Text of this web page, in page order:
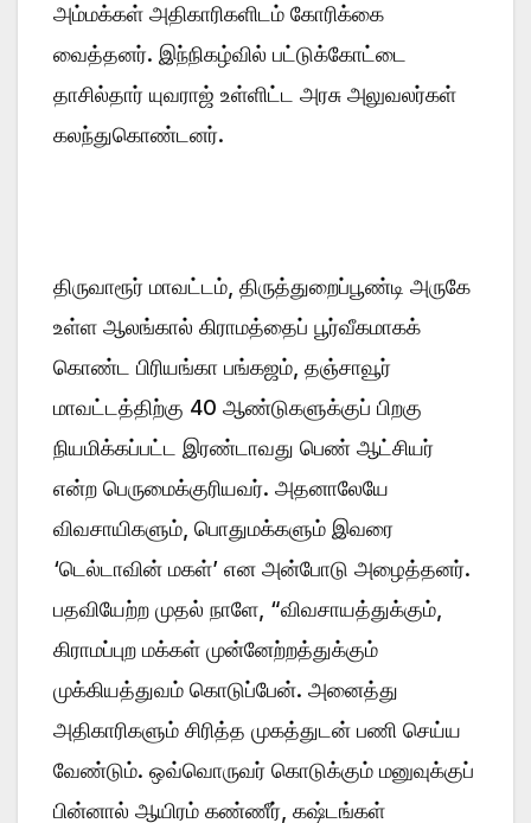
அம்மக்கள் அதிகாரிகளிடம் கோரிக்கை
வைத்தனர். இந்நிகழ்வில் பட்டுக்கோட்டை
தாசில்தார் யுவராஜ் உள்ளிட்ட அரசு அலுவலர்கள்
கலந்துகொண்டனர்.
திருவாரூர் மாவட்டம், திருத்துறைப்பூண்டி அருகே
உள்ள ஆலங்கால் கிராமத்தைப் பூர்வீகமாகக்
கொண்ட பிரியங்கா பங்கஜம், தஞ்சாவூர்
மாவட்டத்திற்கு 40 ஆண்டுகளுக்குப் பிறகு
நியமிக்கப்பட்ட இரண்டாவது பெண் ஆட்சியர்
என்ற பெருமைக்குரியவர். அதனாலேயே
விவசாயிகளும், பொதுமக்களும் இவரை
‘டெல்டாவின் மகள்’ என அன்போடு அழைத்தனர்.
பதவியேற்ற முதல் நாளே, “விவசாயத்துக்கும்,
கிராமப்புற மக்கள் முன்னேற்றத்துக்கும்
முக்கியத்துவம் கொடுப்பேன். அனைத்து
அதிகாரிகளும் சிரித்த முகத்துடன் பணி செய்ய
வேண்டும். ஒவ்வொருவர் கொடுக்கும் மனுவுக்குப்
பின்னால் ஆயிரம் கண்ணீர், கஷ்டங்கள்